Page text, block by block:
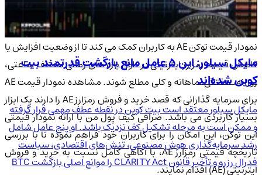
نمودار قیمت ارز دیجیتال ایترنیتی (AE) در صرافی کیف پول من
نمودار قیمت توکن AE به کاربران کمک می کند تا از وضعیت افزایش یا
کاهش قیمت رمزارز ایترنیتی در طول بازه های زمانی مختلف ساعتی،
روزانه، هفتگی، ماهانه و کلی مطلع شوند. مشاهده نمودار قیمت AE
برای سرمایه گذارانی که قصد خرید و فروش رمزارز AE را دارند یک ابزار
بسیار کاربردی می باشد. صرافی کیف پول من با ارائه نمودار قیمتی
این توکن، این امکان را برای کاربران خود فراهم نموده تا با بررسی
تاریخچه قیمتی رمزارز AE، با آگاهی کامل نسبت به خرید و فروش
ایترنیتی (AE) اقدام نمایند.
مایکل سیلور: این ۵ عامل مانع بازگشت قدرتمند بیت
کوین شده‌اند
مایکل سیلور معتقد است بیت کوین در نقطه عطف مهمی قرار گرفته
و ممکن است به مرحله تشکیل کف نزدیک باشد. او پنج عامل شامل
رشد سرمایه‌گذاری هوش مصنوعی، تنش‌های اقتصادی، سیاست
فدرال رزرو و تأخیر قانون CLARITY Act را موانع اصلی بازگشت BTC